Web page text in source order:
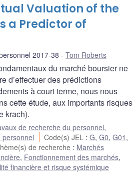
Valuation of the
a Predictor of
2017-38 Tom Roberts
du marché boursier ne
d’effectuer des prédictions
à court terme, nous nous
cette étude, aux importants risques
krach).
de recherche du personnel,
personnel
Code(s) JEL :G,G0,G01 ,
de recherche : Marchés
, Fonctionnement des marchés,
financière et risque systémique